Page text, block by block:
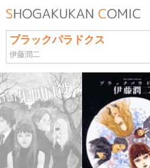
ブラックパラドクス
伊藤潤二